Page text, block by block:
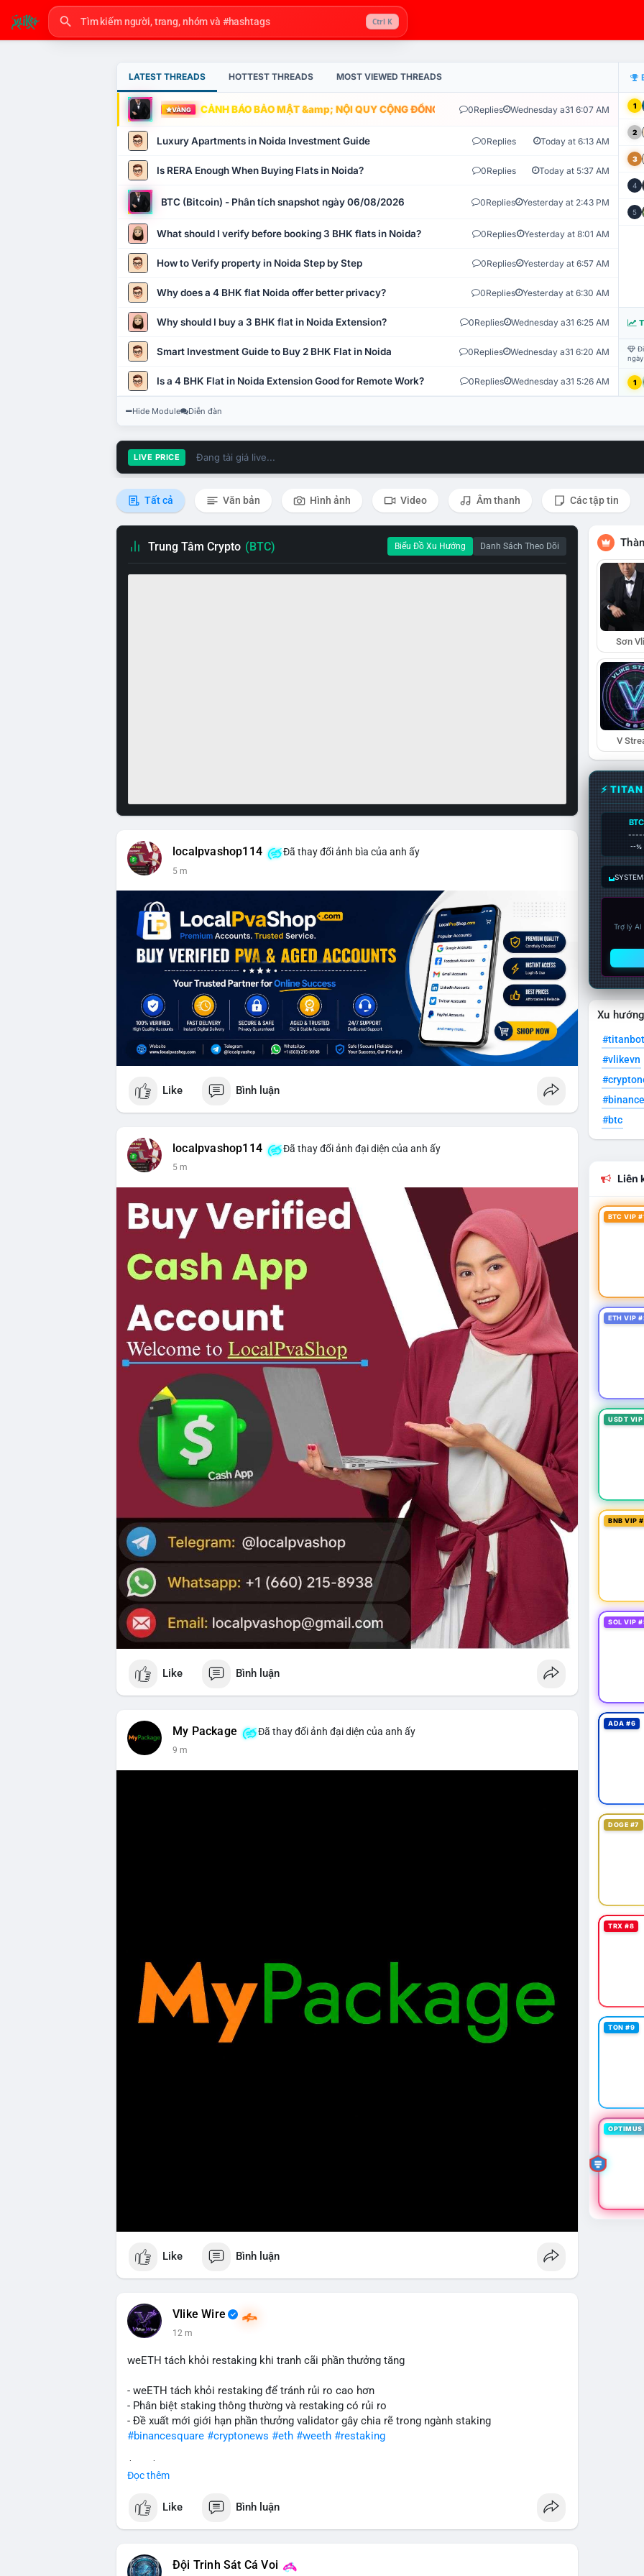
Ctrl K
LATEST THREADS HOTTEST THREADS MOST VIEWED THREADS
VÀNG CẢNH BÁO BẢO MẬT &amp; NỘI QUY CỘNG ĐỒNG VLIKE.VN: HỆ THỐNG GIÁM SÁT TỰ
0Replies Wednesday a31 6:07 AM
Luxury Apartments in Noida Investment Guide 0Replies Today at 6:13 AM
Is RERA Enough When Buying Flats in Noida? 0Replies Today at 5:37 AM
BTC (Bitcoin) - Phân tích snapshot ngày 06/08/2026 0Replies Yesterday at 2:43 PM
What should I verify before booking 3 BHK flats in Noida? 0Replies Yesterday at 8:01 AM
How to Verify property in Noida Step by Step 0Replies Yesterday at 6:57 AM
Why does a 4 BHK flat Noida offer better privacy? 0Replies Yesterday at 6:30 AM
Why should I buy a 3 BHK flat in Noida Extension? 0Replies Wednesday a31 6:25 AM
Smart Investment Guide to Buy 2 BHK Flat in Noida 0Replies Wednesday a31 6:20 AM
Is a 4 BHK Flat in Noida Extension Good for Remote Work? 0Replies Wednesday a31 5:26 AM
1
2
3
4
5
1
Hide Module Diễn đàn
LIVE PRICE Đang tải giá live...
Tất cả Văn bản Hình ảnh Video Âm thanh Các tập tin
Trung Tâm Crypto (BTC) Biểu Đồ Xu Hướng Danh Sách Theo Dõi
localpvashop114 Đã thay đổi ảnh bìa của anh ấy
5 m
Like Bình luận
localpvashop114 Đã thay đổi ảnh đại diện của anh ấy
5 m
Like Bình luận
My Package Đã thay đổi ảnh đại diện của anh ấy
9 m
Like Bình luận
Vlike Wire
12 m
weETH tách khỏi restaking khi tranh cãi phần thưởng tăng
- weETH tách khỏi restaking để tránh rủi ro cao hơn
- Phân biệt staking thông thường và restaking có rủi ro
- Đề xuất mới giới hạn phần thưởng validator gây chia rẽ trong ngành staking
#binancesquare #cryptonews #eth #weeth #restaking
📰 Nguồn: CoinDesk
Đọc thêm
Like Bình luận
Đội Trinh Sát Cá Voi
Sơn
V
⚡
BTC
--%
Trợ lý
Xu
#titanbot
#vlikevn
#btc
Liên
BTC VIP
ETH VIP
USDT
BNB VIP
SOL VIP
ADA #6
DOGE #7
TRX #8
TON #9
OPTIMUS